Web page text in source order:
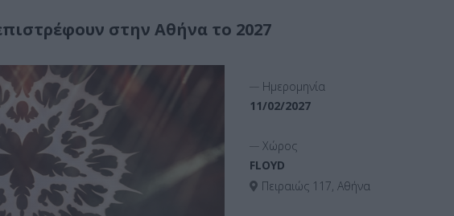
στην Αθήνα το 2027
Ημερομηνία
11/02/2027
Χώρος
FLOYD
Πειραιώς 117, Αθήνα